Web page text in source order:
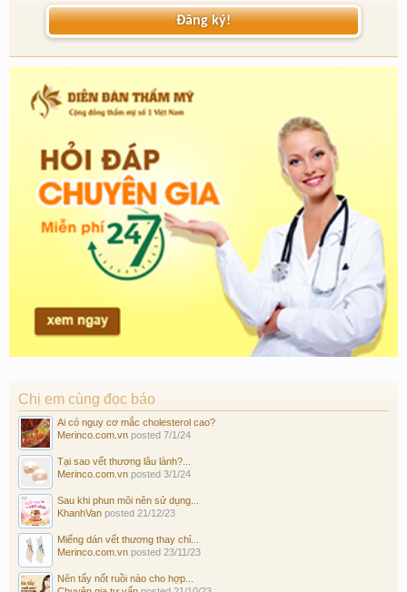
Đăng ký!
Chị em cùng đọc báo
Ai có nguy cơ mắc cholesterol cao?
Merinco.com.vn posted 7/1/24
Tại sao vết thương lâu lành?...
Merinco.com.vn posted 3/1/24
Sau khi phun môi nên sử dụng...
KhanhVan posted 21/12/23
Miếng dán vết thương thay chỉ...
Merinco.com.vn posted 23/11/23
Nên tẩy nốt ruồi nào cho hợp...